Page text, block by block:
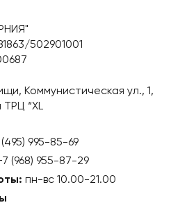
502901001
Коммунистическая ул., 1,
ТРЦ “XL
(495) 995-85-69
(968) 955-87-29
пн-вс 10.00-21.00